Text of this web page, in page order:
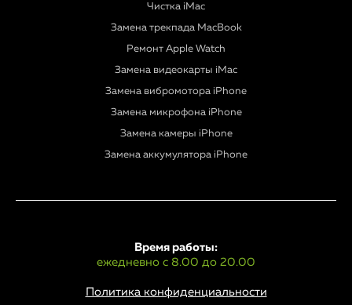
Чистка iMac
Замена трекпада MacBook
Ремонт Apple Watch
Замена видеокарты iMac
Замена вибромотора iPhone
Замена микрофона iPhone
Замена камеры iPhone
Замена аккумулятора iPhone
Политика конфиденциальности
Время работы:
ежедневно с 8.00 до 20.00